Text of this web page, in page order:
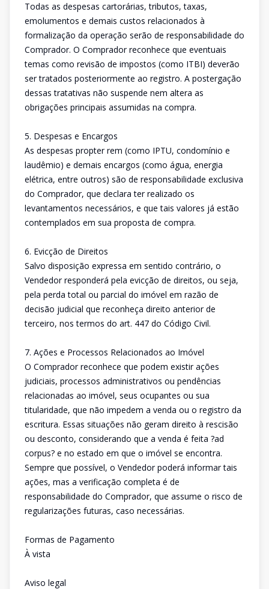
Todas as despesas cartorárias, tributos, taxas,
emolumentos e demais custos relacionados à
formalização da operação serão de responsabilidade do
Comprador. O Comprador reconhece que eventuais
temas como revisão de impostos (como ITBI) deverão
ser tratados posteriormente ao registro. A postergação
dessas tratativas não suspende nem altera as
obrigações principais assumidas na compra.
5. Despesas e Encargos
As despesas propter rem (como IPTU, condomínio e
laudêmio) e demais encargos (como água, energia
elétrica, entre outros) são de responsabilidade exclusiva
do Comprador, que declara ter realizado os
levantamentos necessários, e que tais valores já estão
contemplados em sua proposta de compra.
6. Evicção de Direitos
Salvo disposição expressa em sentido contrário, o
Vendedor responderá pela evicção de direitos, ou seja,
pela perda total ou parcial do imóvel em razão de
decisão judicial que reconheça direito anterior de
terceiro, nos termos do art. 447 do Código Civil.
7. Ações e Processos Relacionados ao Imóvel
O Comprador reconhece que podem existir ações
judiciais, processos administrativos ou pendências
relacionadas ao imóvel, seus ocupantes ou sua
titularidade, que não impedem a venda ou o registro da
escritura. Essas situações não geram direito à rescisão
ou desconto, considerando que a venda é feita ?ad
corpus? e no estado em que o imóvel se encontra.
Sempre que possível, o Vendedor poderá informar tais
ações, mas a verificação completa é de
responsabilidade do Comprador, que assume o risco de
regularizações futuras, caso necessárias.
Formas de Pagamento
À vista
Aviso legal